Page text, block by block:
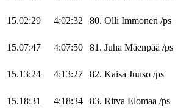
15.02:29 4:02:32 80. Olli Immonen /ps
15.07:47 4:07:50 81. Juha Mäenpää /ps
15.13:24 4:13:27 82. Kaisa Juuso /ps
15.18:31 4:18:34 83. Ritva Elomaa /ps